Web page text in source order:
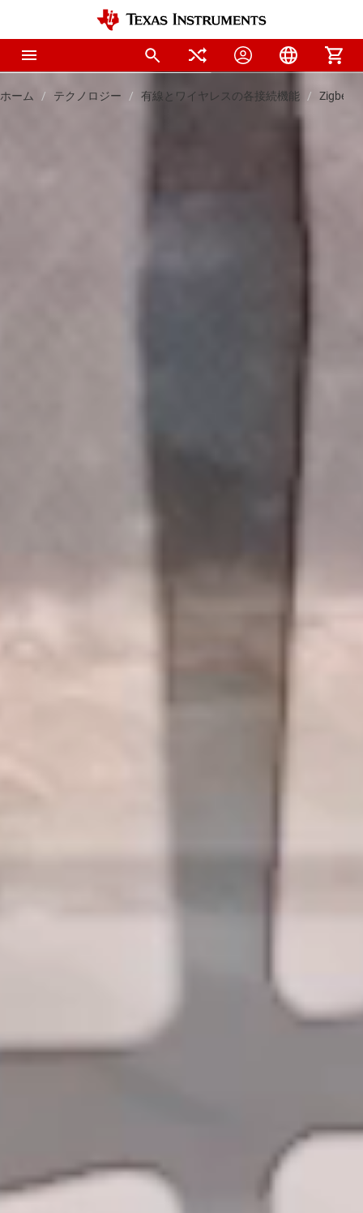
ホーム テクノロジー 有線とワイヤレスの各接続機能 Zigbee®